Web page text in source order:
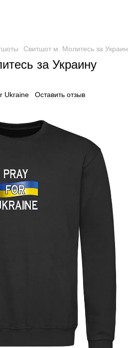
Свитшот м. Молитесь за
за Украину
Ukraine Оставить отзыв